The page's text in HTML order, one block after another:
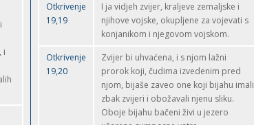
i
Otkrivenje
19,19
I ja vidjeh zvijer, kraljeve zemaljske i
njihove vojske, okupljene za vojevati s
konjanikom i njegovom vojskom.
Otkrivenje
19,20
Zvijer bi uhvaćena, i s njom lažni
prorok koji, čudima izvedenim pred
njom, bijaše zaveo one koji bijahu imali
zbak zvijeri i obožavali njenu sliku.
Oboje bijahu bačeni živi u jezero